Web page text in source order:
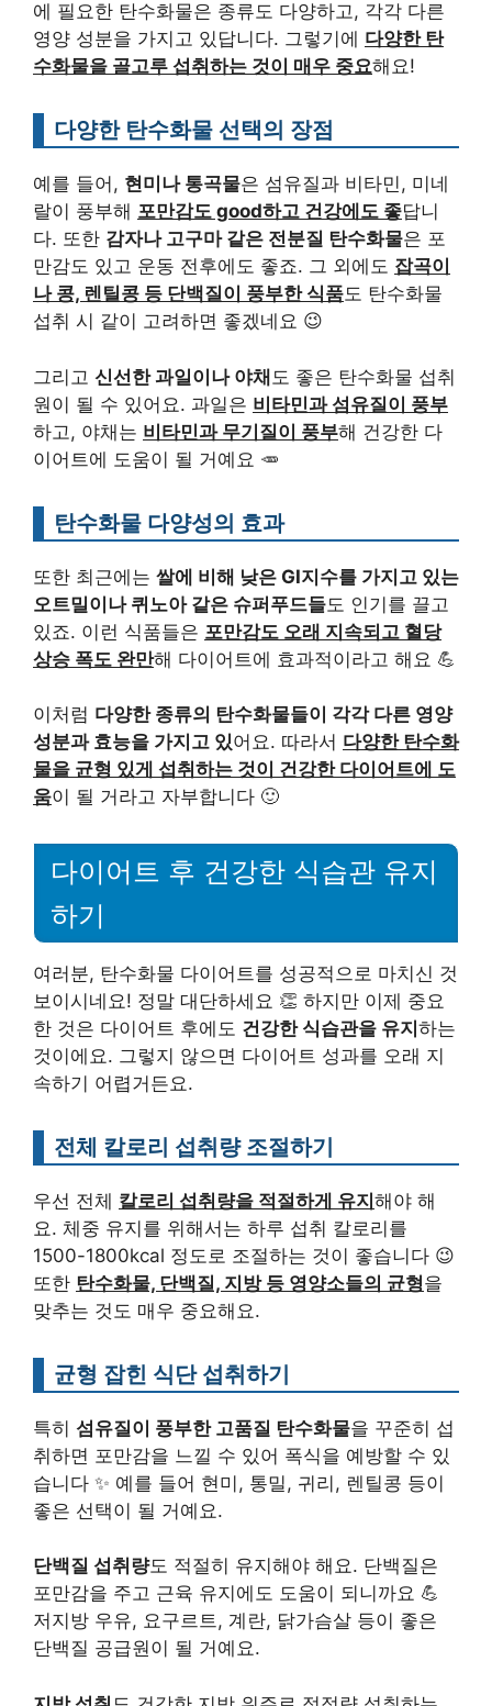
에 필요한 탄수화물은 종류도 다양하고, 각각 다른
영양 성분을 가지고 있답니다. 그렇기에 다양한 탄
수화물을 골고루 섭취하는 것이 매우 중요해요!
다양한 탄수화물 선택의 장점
예를 들어, 현미나 통곡물은 섬유질과 비타민, 미네
랄이 풍부해 포만감도 good하고 건강에도 좋답니
다. 또한 감자나 고구마 같은 전분질 탄수화물은 포
만감도 있고 운동 전후에도 좋죠. 그 외에도 잡곡이
나 콩, 렌틸콩 등 단백질이 풍부한 식품도 탄수화물
섭취 시 같이 고려하면 좋겠네요 😉
그리고 신선한 과일이나 야채 도 좋은 탄수화물 섭취
원이 될 수 있어요. 과일은 비타민과 섬유질이 풍부
하고, 야채는 비타민과 무기질이 풍부해 건강한 다
이어트에 도움이 될 거예요 🥕
탄수화물 다양성의 효과
또한 최근에는 쌀에 비해 낮은 GI지수를 가지고 있는
오트밀이나 퀴노아 같은 슈퍼푸드들도 인기를 끌고
있죠. 이런 식품들은 포만감도 오래 지속되고 혈당
상승 폭도 완만해 다이어트에 효과적이라고 해요 💪
이처럼 다양한 종류의 탄수화물들이 각각 다른 영양
성분과 효능을 가지고 있어요. 따라서 다양한 탄수화
물을 균형 있게 섭취하는 것이 건강한 다이어트에 도
움이 될 거라고 자부합니다 🙂
다이어트 후 건강한 식습관 유지
하기
여러분, 탄수화물 다이어트를 성공적으로 마치신 것
보이시네요! 정말 대단하세요 👏 하지만 이제 중요
한 것은 다이어트 후에도 건강한 식습관을 유지하는
것이에요. 그렇지 않으면 다이어트 성과를 오래 지
속하기 어렵거든요.
전체 칼로리 섭취량 조절하기
우선 전체 칼로리 섭취량을 적절하게 유지해야 해
요. 체중 유지를 위해서는 하루 섭취 칼로리를
1500-1800kcal 정도로 조절하는 것이 좋습니다 😉
또한 탄수화물, 단백질, 지방 등 영양소들의 균형을
맞추는 것도 매우 중요해요.
균형 잡힌 식단 섭취하기
특히 섬유질이 풍부한 고품질 탄수화물을 꾸준히 섭
취하면 포만감을 느낄 수 있어 폭식을 예방할 수 있
습니다 ✨ 예를 들어 현미, 통밀, 귀리, 렌틸콩 등이
좋은 선택이 될 거예요.
단백질 섭취량도 적절히 유지해야 해요. 단백질은
포만감을 주고 근육 유지에도 도움이 되니까요 💪
저지방 우유, 요구르트, 계란, 닭가슴살 등이 좋은
단백질 공급원이 될 거예요.